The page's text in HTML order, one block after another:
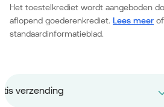
Het toestelkrediet wordt aangeboden
aflopend goederenkrediet. Lees meer
standaardinformatieblad.
Gratis